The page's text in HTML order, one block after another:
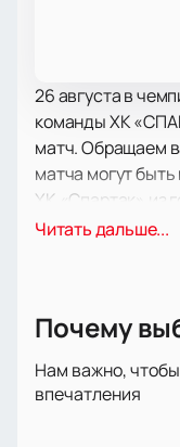
26 августа в
команды ХК
матч. Обращаем
матча могут
ХК «Спартак» из
году. В Высшей
Москвы. 2018 год
на втором месте
чемпионов в 1970
Читать дальше...
Почему
Нам важно,
впечатления